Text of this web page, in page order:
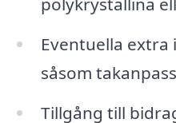
Eventuella
såsom
Tillgång till